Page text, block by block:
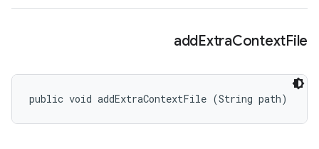
addExtraContextFile
public void addExtraContextFile (String path)